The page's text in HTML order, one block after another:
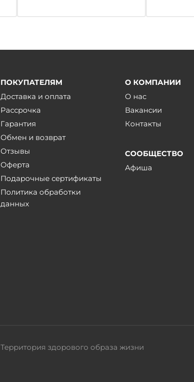
ПОКУПАТЕЛЯМ
Доставка и оплата
Рассрочка
Гарантия
Обмен и возврат
Отзывы
Оферта
Подарочные сертификаты
Политика обработки
данных
О КОМПАНИИ
О нас
Вакансии
Контакты
СООБЩЕСТВО
Афиша
Территория здорового образа жизни